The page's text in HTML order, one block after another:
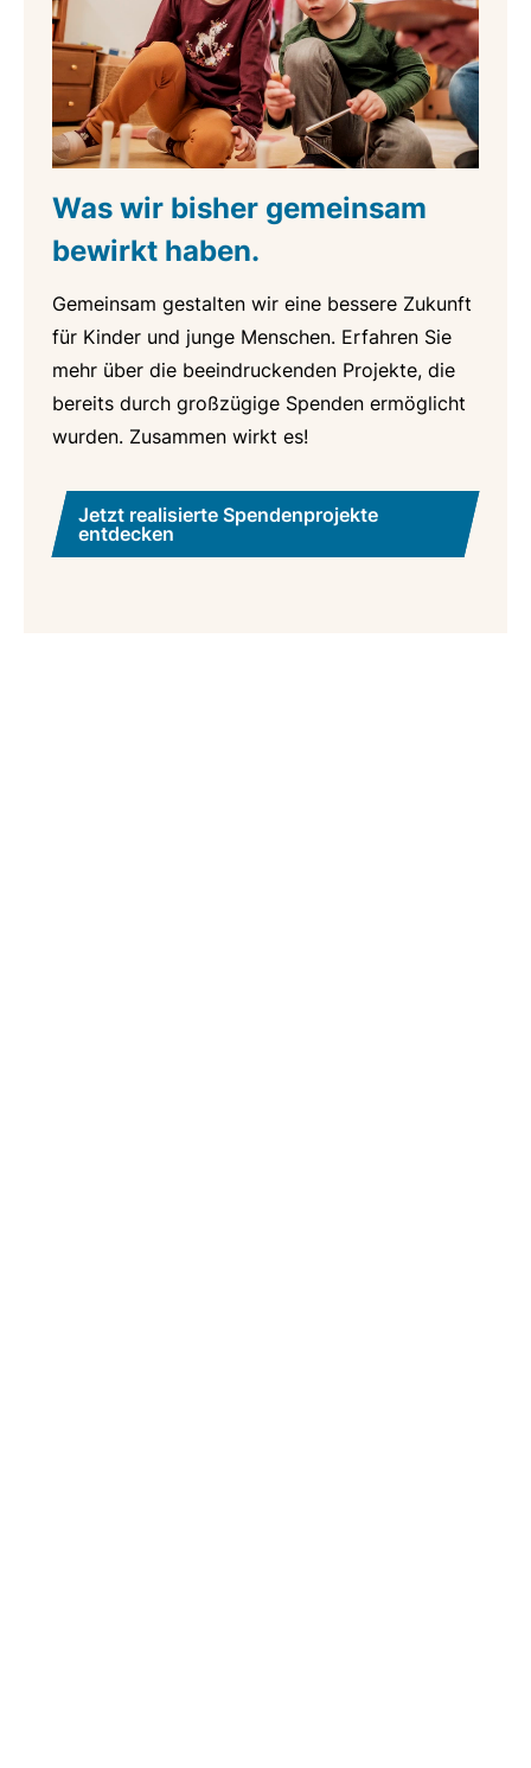
Was wir bisher gemeinsam
bewirkt haben.
Gemeinsam gestalten wir eine bessere Zukunft
für Kinder und junge Menschen. Erfahren Sie
mehr über die beeindruckenden Projekte, die
bereits durch großzügige Spenden ermöglicht
wurden. Zusammen wirkt es!
Jetzt realisierte Spendenprojekte
entdecken